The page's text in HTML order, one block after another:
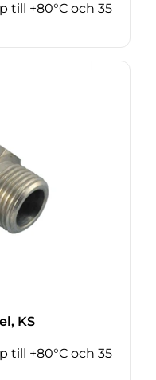
till +80°C och 35
KS
till +80°C och 35